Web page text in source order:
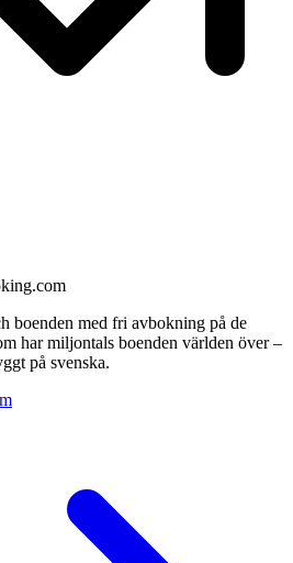
boenden med fri avbokning på de
har miljontals boenden världen över –
på svenska.